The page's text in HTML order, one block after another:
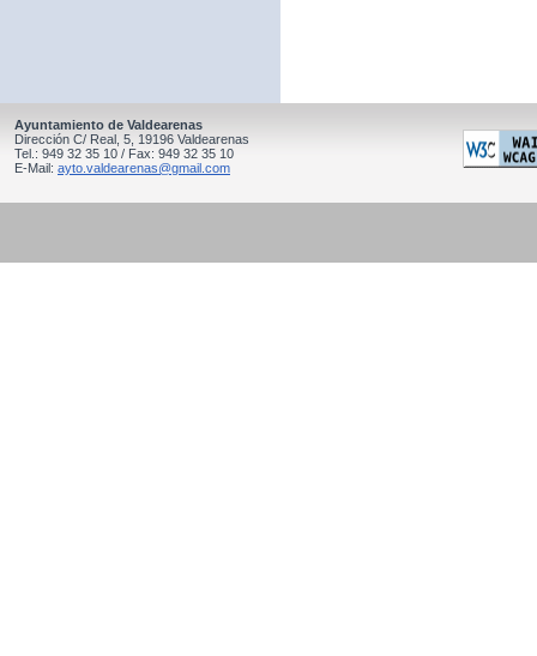
Ayuntamiento de Valdearenas
Dirección C/ Real, 5, 19196 Valdearenas
Tel.: 949 32 35 10 / Fax: 949 32 35 10
E-Mail: ayto.valdearenas@gmail.com